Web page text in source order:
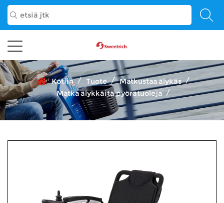
Kotiin / Tuote / Matkustaa älykäs /
Matka älykkäitä pyörätuoleja /